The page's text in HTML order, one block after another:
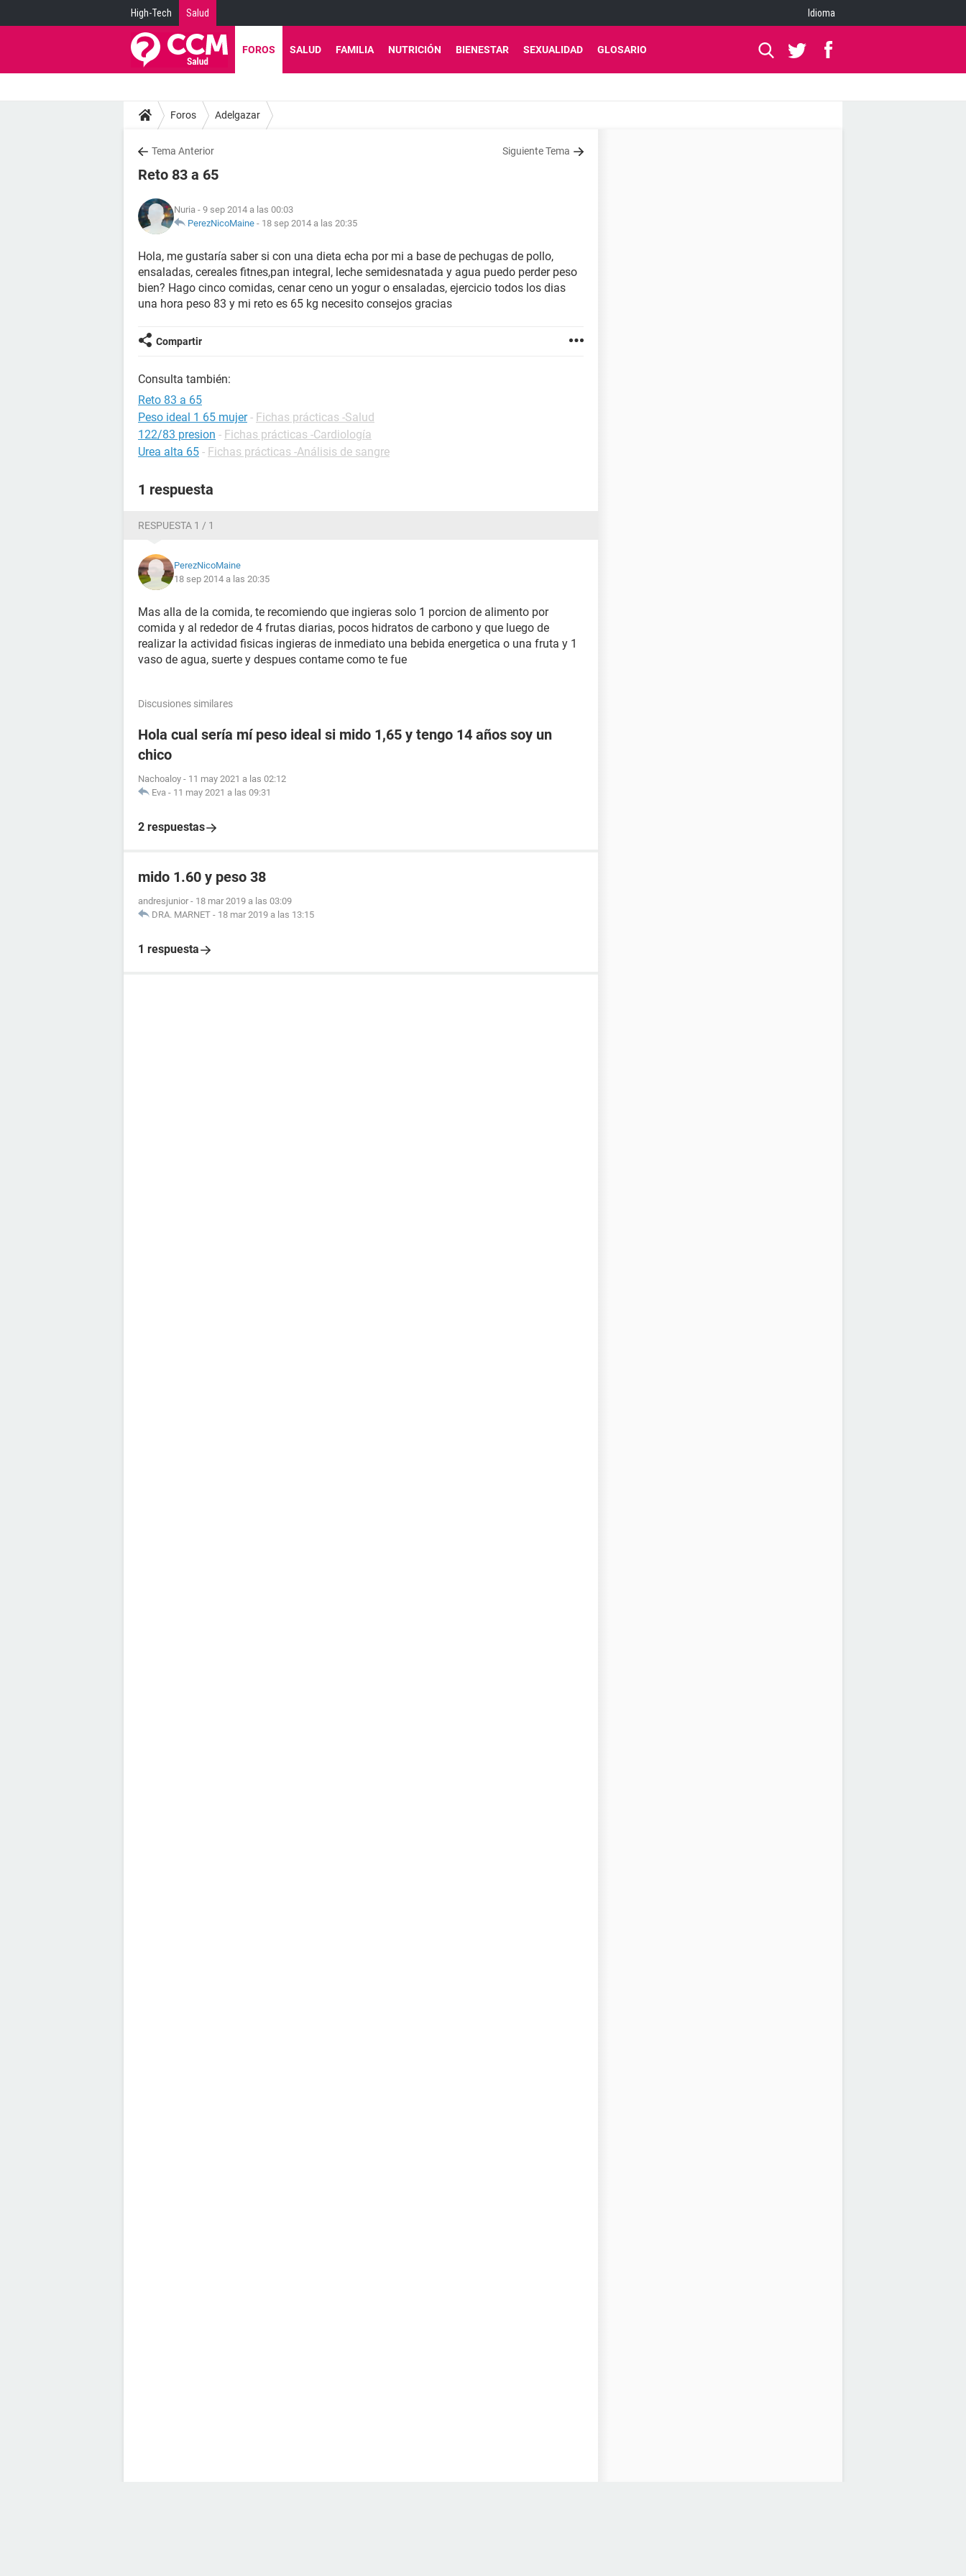
High-Tech Salud Idioma
FOROS SALUD FAMILIA NUTRICIÓN BIENESTAR SEXUALIDAD GLOSARIO
Foros Adelgazar
Tema Anterior Siguiente Tema
Reto 83 a 65
Nuria - 9 sep 2014 a las 00:03
PerezNicoMaine - 18 sep 2014 a las 20:35
Hola, me gustaría saber si con una dieta echa por mi a base de pechugas de pollo,
ensaladas, cereales fitnes,pan integral, leche semidesnatada y agua puedo perder peso
bien? Hago cinco comidas, cenar ceno un yogur o ensaladas, ejercicio todos los dias
una hora peso 83 y mi reto es 65 kg necesito consejos gracias
Compartir
Consulta también:
Reto 83 a 65
Peso ideal 1 65 mujer - Fichas prácticas -Salud
122/83 presion - Fichas prácticas -Cardiología
Urea alta 65 - Fichas prácticas -Análisis de sangre
1 respuesta
RESPUESTA 1 / 1
PerezNicoMaine
18 sep 2014 a las 20:35
Mas alla de la comida, te recomiendo que ingieras solo 1 porcion de alimento por
comida y al rededor de 4 frutas diarias, pocos hidratos de carbono y que luego de
realizar la actividad fisicas ingieras de inmediato una bebida energetica o una fruta y 1
vaso de agua, suerte y despues contame como te fue
Discusiones similares
Hola cual sería mí peso ideal si mido 1,65 y tengo 14 años soy un
chico
Nachoaloy - 11 may 2021 a las 02:12
Eva - 11 may 2021 a las 09:31
2 respuestas
mido 1.60 y peso 38
andresjunior - 18 mar 2019 a las 03:09
DRA. MARNET - 18 mar 2019 a las 13:15
1 respuesta